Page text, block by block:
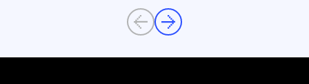
Previous
Next